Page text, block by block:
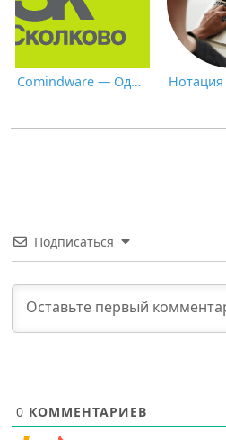
Comindware — Один из Первых Успешных Выпускников Сколково 2021
Подписаться
0 КОММЕНТАРИЕВ